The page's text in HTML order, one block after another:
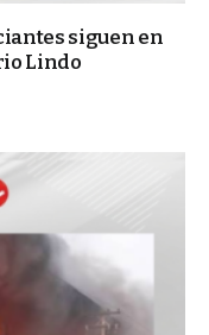
siguen en
Lindo